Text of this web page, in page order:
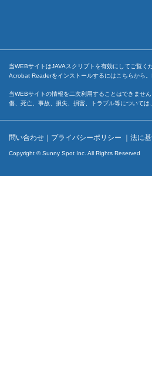
当WEBサイトはJAVAスクリプトを有効にしてご覧
Acrobat Readerをインストールするには こちらから
当WEBサイトの情報を二次利用することはできませ
傷、死亡、事故、損失、損害、トラブル等について
問い合わせ ｜ プライバシーポリシー ｜ 法に
Copyright © Sunny Spot Inc. All Rights Reserved